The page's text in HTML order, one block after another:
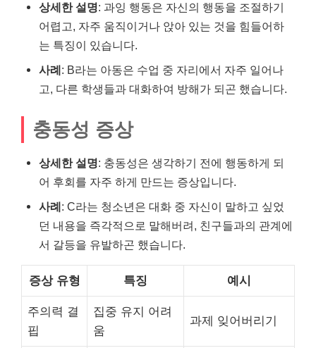
상세한 설명: 과잉 행동은 자신의 행동을 조절하기
어렵고, 자주 움직이거나 앉아 있는 것을 힘들어하
는 특징이 있습니다.
사례: B라는 아동은 수업 중 자리에서 자주 일어나
고, 다른 학생들과 대화하여 방해가 되곤 했습니다.
충동성 증상
상세한 설명: 충동성은 생각하기 전에 행동하게 되
어 후회를 자주 하게 만드는 증상입니다.
사례: C라는 청소년은 대화 중 자신이 말하고 싶었
던 내용을 즉각적으로 말해버려, 친구들과의 관계에
서 갈등을 유발하곤 했습니다.
증상 유형 특징 예시
주의력 결
핍
집중 유지 어려
움
과제 잊어버리기